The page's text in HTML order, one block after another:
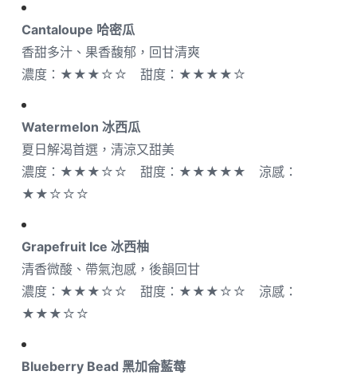
Cantaloupe 哈密瓜
香甜多汁、果香馥郁，回甘清爽
濃度：★★★☆☆ 甜度：★★★★☆
Watermelon 冰西瓜
夏日解渴首選，清涼又甜美
濃度：★★★☆☆ 甜度：★★★★★ 涼感：
★★☆☆☆
Grapefruit Ice 冰西柚
清香微酸、帶氣泡感，後韻回甘
濃度：★★★☆☆ 甜度：★★★☆☆ 涼感：
★★★☆☆
Blueberry Bead 黑加侖藍莓